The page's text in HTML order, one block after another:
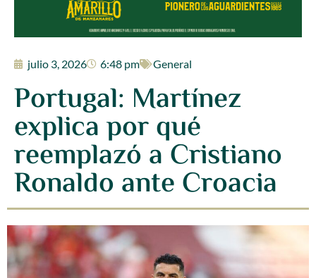
julio 3, 2026 6:48 pm General
Portugal: Martínez
explica por qué
reemplazó a Cristiano
Ronaldo ante Croacia